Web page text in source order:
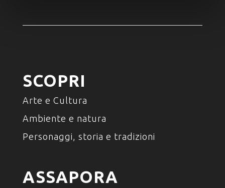
SCOPRI
Arte e Cultura
Ambiente e natura
Personaggi, storia e tradizioni
ASSAPORA